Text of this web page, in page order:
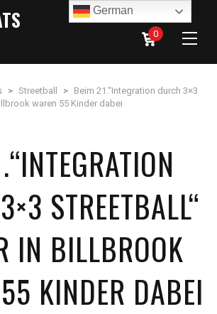
0
> Streetball > Beim 21.“Integration durch 3×3
waren 55 Kinder dabei
STREETBALL“
IN BILLBROOK
KINDER DABEI
German